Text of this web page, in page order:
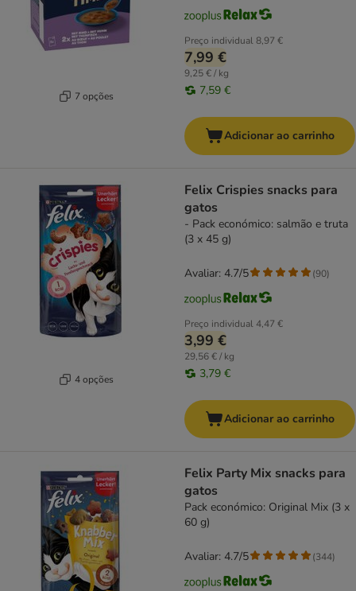
7 opções
Preço individual8,97 €
7,99 €
9,25 € / kg
7,59 €
Adicionar ao carrinho
4 opções
Felix Crispies snacks para
gatos
- Pack económico: salmão e truta
(3 x 45 g)
Preço individual4,47 €
3,99 €
29,56 € / kg
3,79 €
Avaliar: 4.7/5 (90)
Adicionar ao carrinho
Felix Party Mix snacks para
gatos
Pack económico: Original Mix (3 x
60 g)
Avaliar: 4.7/5 (344)